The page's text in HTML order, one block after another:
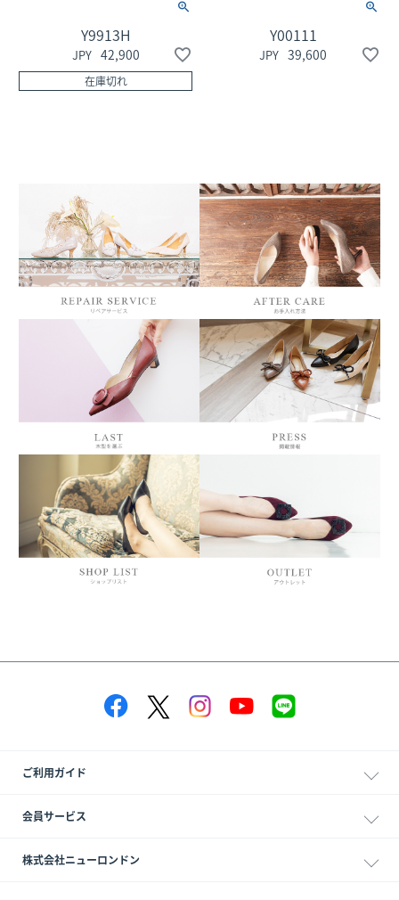
Y9913H
42,900
在庫切れ
Y00111
39,600
ご利用ガイド
会員サービス
株式会社ニューロンドン